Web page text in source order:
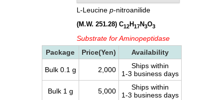
-Leucine p-nitroanilide
(M.W. 251.28) C12H17N3O3
Substrate for Aminopeptidase
Package
Price(Yen) Availability
Bulk 0.1 g 2,000
Ships within
1-3 business days
Bulk 1 g 5,000
Ships within
1-3 business days